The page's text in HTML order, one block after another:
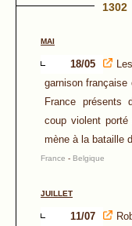
1302
MAI
18/05
garnison
France présents
coup violent
mène à la bataille
France - Belgique
JUILLET
11/07